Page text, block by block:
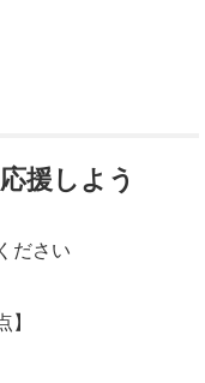
援しよう
ださい
】